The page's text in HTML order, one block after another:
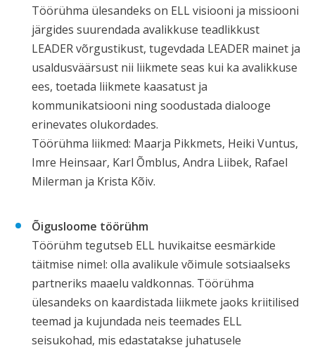
Töörühma ülesandeks on ELL visiooni ja missiooni
järgides suurendada avalikkuse teadlikkust
LEADER võrgustikust, tugevdada LEADER mainet ja
usaldusväärsust nii liikmete seas kui ka avalikkuse
ees, toetada liikmete kaasatust ja
kommunikatsiooni ning soodustada dialooge
erinevates olukordades.
Töörühma liikmed: Maarja Pikkmets, Heiki Vuntus,
Imre Heinsaar, Karl Õmblus, Andra Liibek, Rafael
Milerman ja Krista Kõiv.
Õigusloome töörühm
Töörühm tegutseb ELL huvikaitse eesmärkide
täitmise nimel: olla avalikule võimule sotsiaalseks
partneriks maaelu valdkonnas. Töörühma
ülesandeks on kaardistada liikmete jaoks kriitilised
teemad ja kujundada neis teemades ELL
seisukohad, mis edastatakse juhatusele